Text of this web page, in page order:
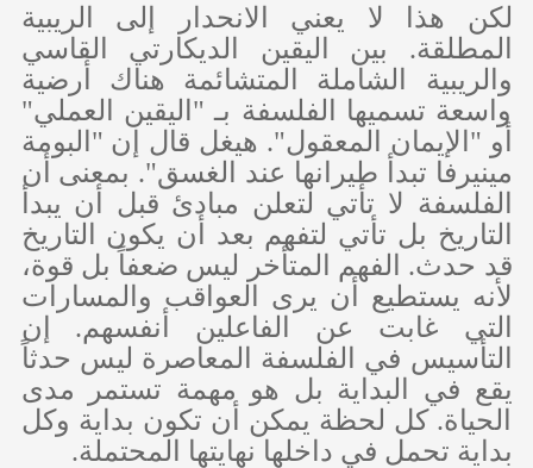
لكن هذا لا يعني الانحدار إلى الريبية
المطلقة. بين اليقين الديكارتي القاسي
والريبية الشاملة المتشائمة هناك أرضية
واسعة تسميها الفلسفة بـ "اليقين العملي"
أو "الإيمان المعقول". هيغل قال إن "البومة
مينيرفا تبدأ طيرانها عند الغسق". بمعنى أن
الفلسفة لا تأتي لتعلن مبادئ قبل أن يبدأ
التاريخ بل تأتي لتفهم بعد أن يكون التاريخ
قد حدث. الفهم المتأخر ليس ضعفاً بل قوة،
لأنه يستطيع أن يرى العواقب والمسارات
التي غابت عن الفاعلين أنفسهم. إن
التأسيس في الفلسفة المعاصرة ليس حدثاً
يقع في البداية بل هو مهمة تستمر مدى
الحياة. كل لحظة يمكن أن تكون بداية وكل
بداية تحمل في داخلها نهايتها المحتملة.